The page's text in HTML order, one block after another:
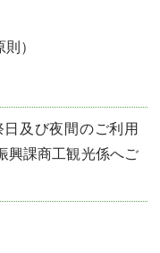
）
及び夜間のご利用
興課商工観光係へご